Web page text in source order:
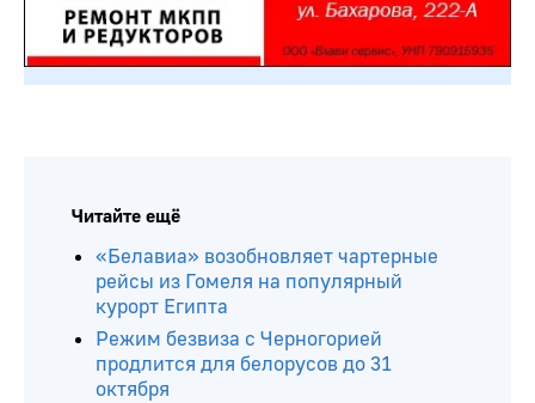
Читайте ещё
«Белавиа» возобновляет чартерные
рейсы из Гомеля на популярный
курорт Египта
Режим безвиза с Черногорией
продлится для белорусов до 31
октября